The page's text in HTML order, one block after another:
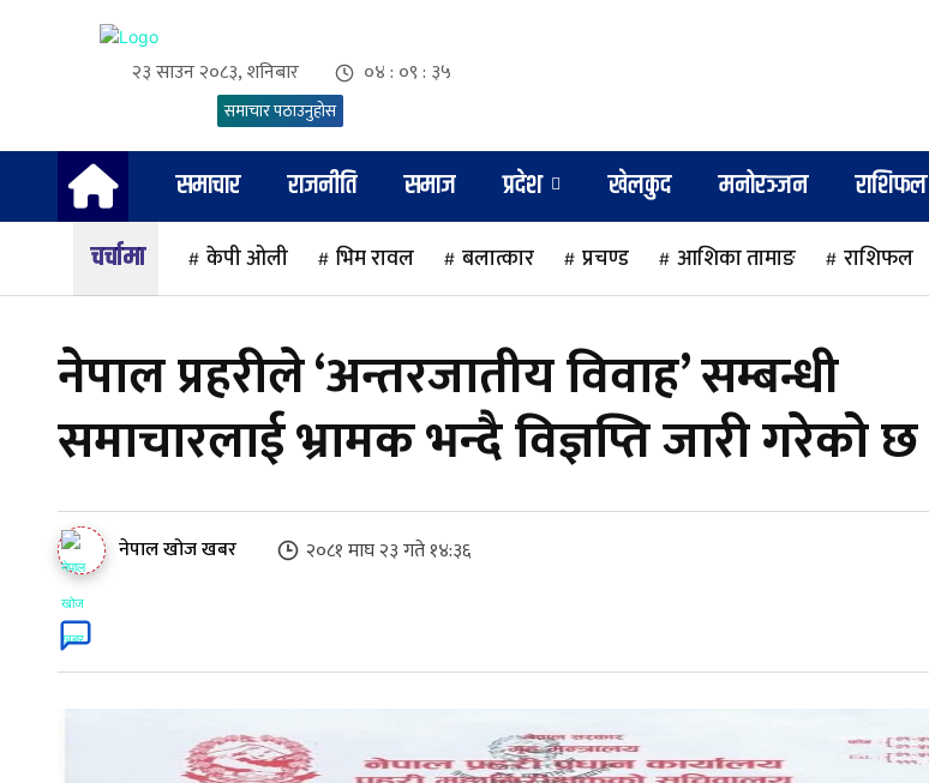
२३ साउन २०८३, शनिबार ०४ : ०९ : ३५
समाचार पठाउनुहोस
समाचार राजनीति समाज प्रदेश खेलकुद मनोरञ्जन राशिफल
चर्चामा
केपी ओली भिम रावल बलात्कार प्रचण्ड आशिका तामाङ राशिफल
नेपाल प्रहरीले ‘अन्तरजातीय विवाह’ सम्बन्धी
समाचारलाई भ्रामक भन्दै विज्ञप्ति जारी गरेको छ
नेपाल खोज खबर २०८१ माघ २३ गते १४:३६